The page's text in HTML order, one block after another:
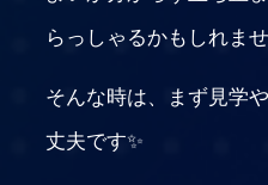
らっしゃるかもしれませ
そんな時は、まず見学
丈夫です✨